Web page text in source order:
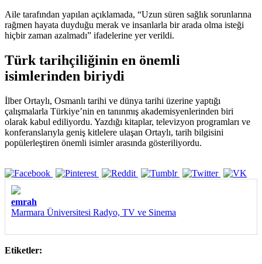
Aile tarafından yapılan açıklamada, “Uzun süren sağlık sorunlarına
rağmen hayata duyduğu merak ve insanlarla bir arada olma isteği
hiçbir zaman azalmadı” ifadelerine yer verildi.
Türk tarihçiliğinin en önemli
isimlerinden biriydi
İlber Ortaylı, Osmanlı tarihi ve dünya tarihi üzerine yaptığı
çalışmalarla Türkiye’nin en tanınmış akademisyenlerinden biri
olarak kabul ediliyordu. Yazdığı kitaplar, televizyon programları ve
konferanslarıyla geniş kitlelere ulaşan Ortaylı, tarih bilgisini
popülerleştiren önemli isimler arasında gösteriliyordu.
emrah
Marmara Üniversitesi Radyo, TV ve Sinema
Etiketler: